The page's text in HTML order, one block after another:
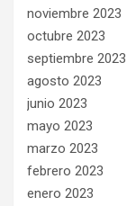
noviembre 2023
octubre 2023
septiembre 2023
agosto 2023
junio 2023
mayo 2023
marzo 2023
febrero 2023
enero 2023